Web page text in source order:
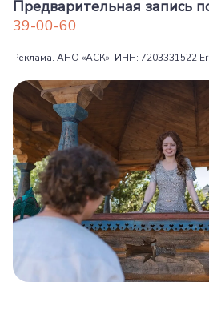
Предварительная запись
39-00-60
Реклама. АНО «АСК». ИНН: 7203331522